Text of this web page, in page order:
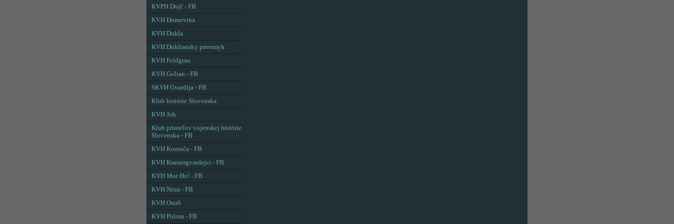
KVPH Dojč - FB
KVH Domovina
KVH Dukla
KVH Dukliansky priesmyk
KVH Feldgrau
KVH Golian - FB
SKVH Gvardija - FB
Klub histórie Slovenska
KVH Juh
Klub priateľov vojenskej histórie
Slovenska - FB
KVH Komoča - FB
KVH Krasnogvardejci - FB
KVH Mor Ho! - FB
KVH Nitra - FB
KVH Ostrô
KVH Polom - FB